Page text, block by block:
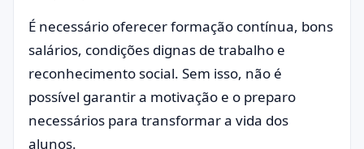
É necessário oferecer formação contínua, bons
salários, condições dignas de trabalho e
reconhecimento social. Sem isso, não é
possível garantir a motivação e o preparo
necessários para transformar a vida dos
alunos.